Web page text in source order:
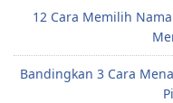
12 Cara Memilih
Bandingkan 3 Cara